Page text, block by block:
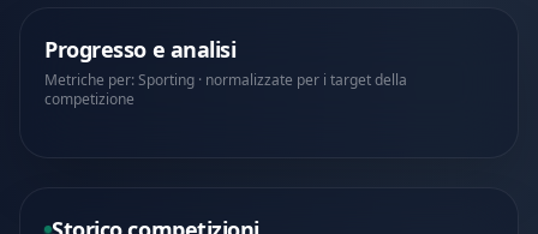
Progresso e analisi
Metriche per: Sporting · normalizzate per i target della
competizione